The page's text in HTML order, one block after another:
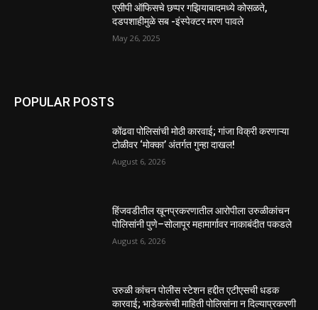
एसीपी ऑफिसचे छप्पर गझियाबादमध्ये कोसळते,
दडपशाहीमुळे सब -इंस्पेक्टर मरण पावले
May 26, 2025
POPULAR POSTS
कोंढवा पोलिसांची मोठी कारवाई; गांजा विक्री करणाऱ्या
टोळीवर ‘मोक्का’ अंतर्गत गुन्हा दाखल!
August 6, 2026
हिंजवडीतील खूनप्रकरणातील आरोपीला उरुळीकांचन
पोलिसांनी पुणे–सोलापूर महामार्गावर नाकाबंदीत पकडले
August 6, 2026
उरुळी कांचन पोलीस स्टेशन हद्दीत एटीएसची धडक
कारवाई; भाडेकरूंची माहिती पोलिसांना न दिल्याप्रकरणी